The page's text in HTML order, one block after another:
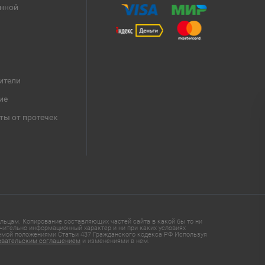
от протечек
Копирование составляющих частей сайта в какой бы то ни
информационный характер и ни при каких условиях
положениями Статьи 437 Гражданского кодекса РФ Используя
соглашением и изменениями в нем.